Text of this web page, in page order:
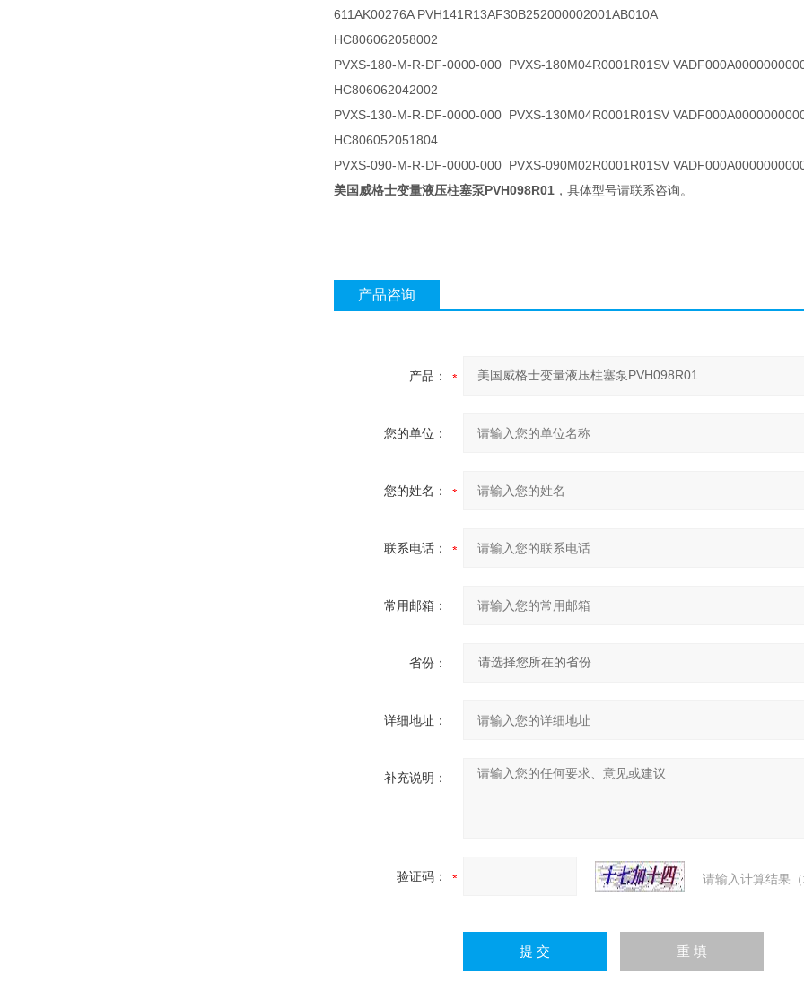
611AK00276A PVH141R13AF30B252000002001AB010A
HC806062058002
PVXS-180-M-R-DF-0000-000 PVXS-180M04R0001R01SV
HC806062042002
PVXS-130-M-R-DF-0000-000 PVXS-130M04R0001R01SV
HC806052051804
PVXS-090-M-R-DF-0000-000 PVXS-090M02R0001R01SV
美国威格士变量液压柱塞泵PVH098R01 ，具体型号请联系咨询。
产品咨询
产品：
您的单位：
您的姓名：
联系电话：
常用邮箱：
省份：
详细地址：
补充说明：
验证码： 请输入计算结果